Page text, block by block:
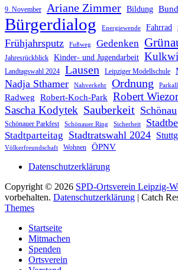
9. November Ariane Zimmer Bildung
Bürgerdialog Energiewende Fahrrad
Frühjahrsputz Fußweg Gedenken
Jahresrückblick Kinder- und Jugendarbeit
Landtagswahl 2024 Lausen Leipziger Modellschule
Nadja Sthamer Nahverkehr Ordnung
Radweg Robert-Koch-Park
Robert
Sascha Kodytek Sauberkeit Schönau
Schönauer Parkfest Schönauer Ring Sicherheit
Stadtparteitag Stadtratswahl 2024
Völkerfreundschaft
Wohnen ÖPNV
Datenschutzerklärung
Copyright © 2026 SPD-Ortsverein Leipzig-
vorbehalten. Datenschutzerklärung | Catch
Themes
oben
scrollen
Startseite
Mitmachen
Spenden
Ortsverein